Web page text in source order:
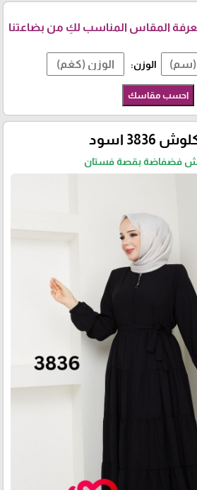
المقاس المناسب لكِ من بضاعتنا
الوزن:
احسب مقاسك
3836 اسود
فضفاضة بقصة فستان